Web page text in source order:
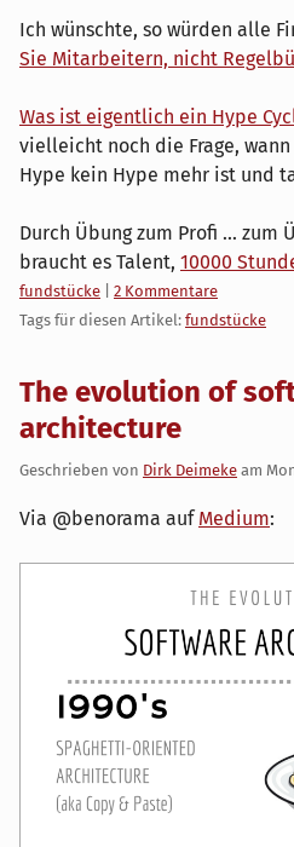
Ich wünschte, so würden alle
Sie Mitarbeitern, nicht
Was ist eigentlich ein Hype
vielleicht noch die Frage,
Hype kein Hype mehr ist und
Durch Übung zum Profi ... zum
braucht es Talent, 10000
Kategorien:
fundstücke
2 Kommentare
Tags für diesen Artikel: fundstücke
The evolution of
architecture
Geschrieben von Dirk Deimeke am
Via @benorama aufMedium: